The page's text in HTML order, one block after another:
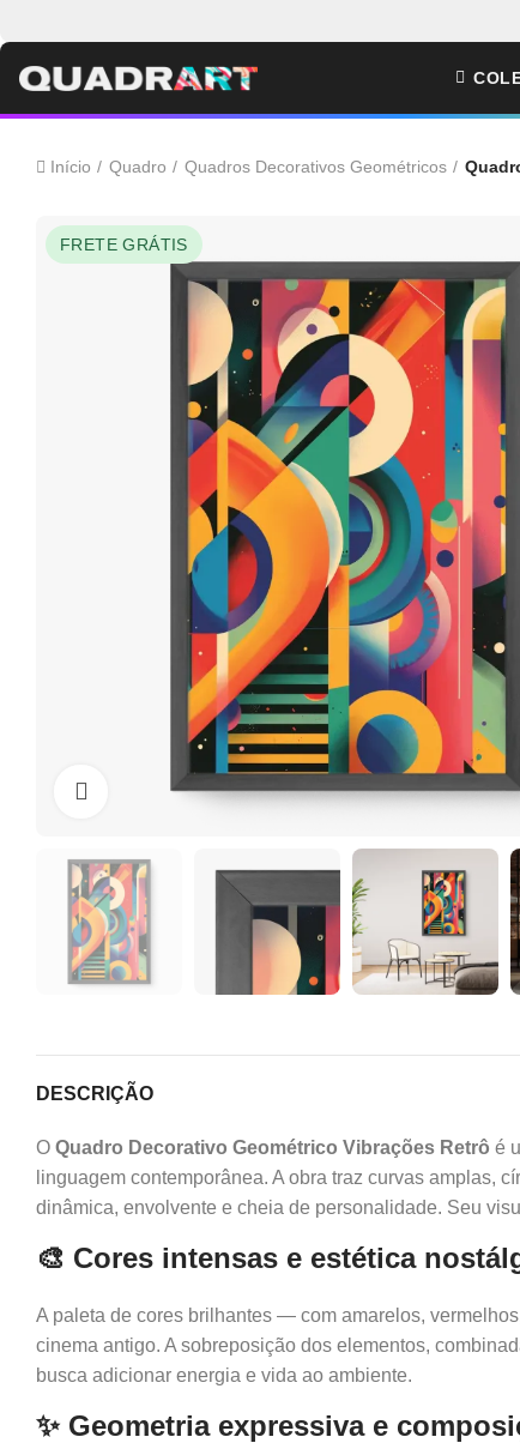
Início Quadro Quadros Decorativos Geométricos
FRETE GRÁTIS
Clique para ampliar
DESCRIÇÃO
O Quadro Decorativo Geométrico Vibrações Retrô é
linguagem contemporânea. A obra traz curvas amplas,
dinâmica, envolvente e cheia de personalidade. Seu
🎨 Cores intensas e estética
A paleta de cores brilhantes — com amarelos,
cinema antigo. A sobreposição dos elementos,
busca adicionar energia e vida ao ambiente.
✨ Geometria expressiva e